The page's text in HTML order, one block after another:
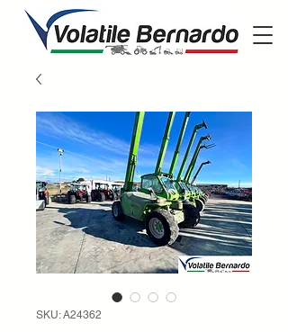
SKU: A24362